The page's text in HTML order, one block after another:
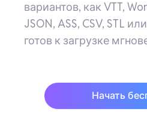
вариантов, как VTT,
JSON, ASS, CSV, STL
готов к загрузке
Начать